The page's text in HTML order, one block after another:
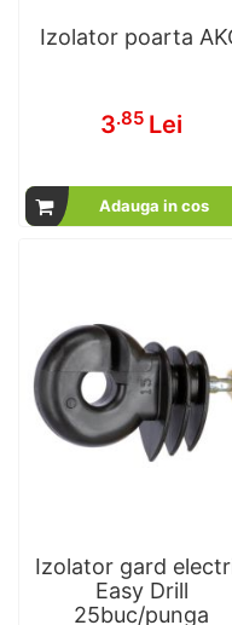
Izolator poarta
3.85 Lei
Adauga in cos
Izolator gard
Easy Drill
25buc/punga